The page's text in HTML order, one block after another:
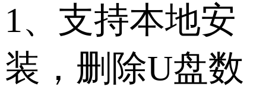
1、支持本地安
装，删除U盘数